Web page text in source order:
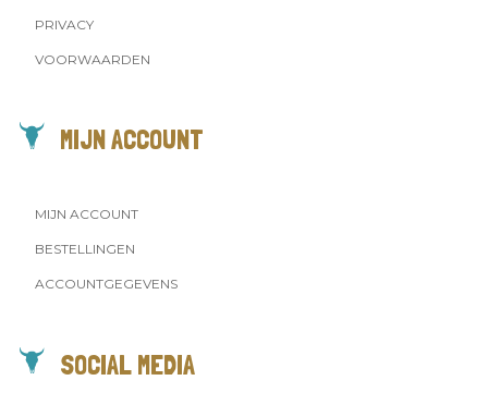
PRIVACY
VOORWAARDEN
MIJN ACCOUNT
MIJN ACCOUNT
BESTELLINGEN
ACCOUNTGEGEVENS
SOCIAL MEDIA